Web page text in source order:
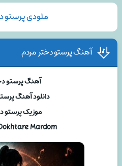
ملودی پرستو
آهنگ پرستو دختر مردم
آهنگ پرستو
دانلود آهنگ
موزیک پرستو
Mardom